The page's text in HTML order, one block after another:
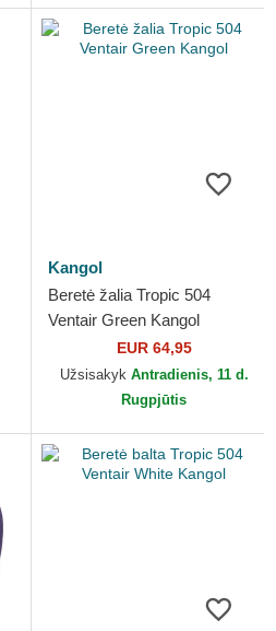
Kangol
Beretė žalia Tropic 504
Ventair Green Kangol
EUR 64,95
Užsisakyk Antradienis, 11 d.
Rugpjūtis